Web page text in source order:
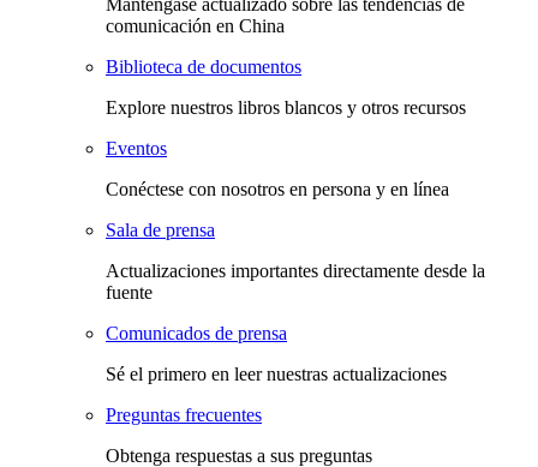
Manténgase actualizado sobre las tendencias de
comunicación en China
Biblioteca de documentos
Explore nuestros libros blancos y otros recursos
Eventos
Conéctese con nosotros en persona y en línea
Sala de prensa
Actualizaciones importantes directamente desde la
fuente
Comunicados de prensa
Sé el primero en leer nuestras actualizaciones
Preguntas frecuentes
Obtenga respuestas a sus preguntas